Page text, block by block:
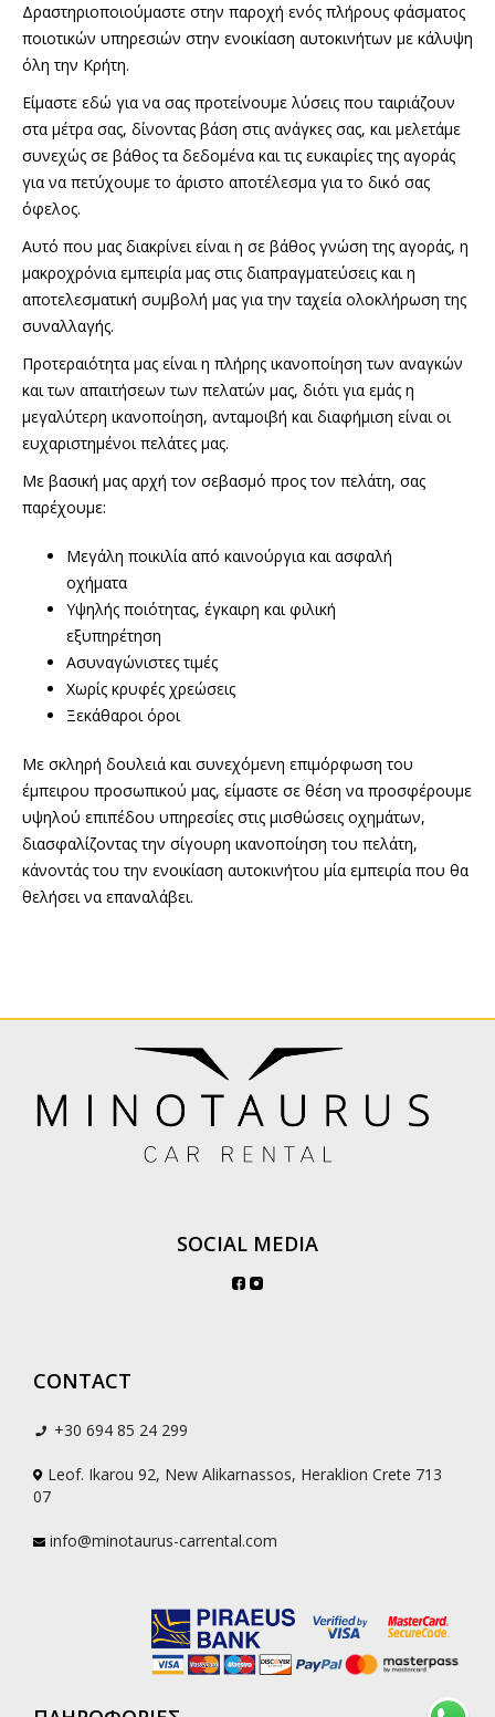
Δραστηριοποιούμαστε στην παροχή ενός πλήρους φάσματος
ποιοτικών υπηρεσιών στην ενοικίαση αυτοκινήτων με κάλυψη
όλη την Κρήτη.
Είμαστε εδώ για να σας προτείνουμε λύσεις που ταιριάζουν
στα μέτρα σας, δίνοντας βάση στις ανάγκες σας, και μελετάμε
συνεχώς σε βάθος τα δεδομένα και τις ευκαιρίες της αγοράς
για να πετύχουμε το άριστο αποτέλεσμα για το δικό σας
όφελος.
Αυτό που μας διακρίνει είναι η σε βάθος γνώση της αγοράς, η
μακροχρόνια εμπειρία μας στις διαπραγματεύσεις και η
αποτελεσματική συμβολή μας για την ταχεία ολοκλήρωση της
συναλλαγής.
Προτεραιότητα μας είναι η πλήρης ικανοποίηση των αναγκών
και των απαιτήσεων των πελατών μας, διότι για εμάς η
μεγαλύτερη ικανοποίηση, ανταμοιβή και διαφήμιση είναι οι
ευχαριστημένοι πελάτες μας.
Με βασική μας αρχή τον σεβασμό προς τον πελάτη, σας
παρέχουμε:
Μεγάλη ποικιλία από καινούργια και ασφαλή
οχήματα
Υψηλής ποιότητας, έγκαιρη και φιλική
εξυπηρέτηση
Ασυναγώνιστες τιμές
Χωρίς κρυφές χρεώσεις
Ξεκάθαροι όροι
Με σκληρή δουλειά και συνεχόμενη επιμόρφωση του
έμπειρου προσωπικού μας, είμαστε σε θέση να προσφέρουμε
υψηλού επιπέδου υπηρεσίες στις μισθώσεις οχημάτων,
διασφαλίζοντας την σίγουρη ικανοποίηση του πελάτη,
κάνοντάς του την ενοικίαση αυτοκινήτου μία εμπειρία που θα
θελήσει να επαναλάβει.
SOCIAL MEDIA
CONTACT
+30 694 85 24 299
Leof. Ikarou 92, New Alikarnassos, Heraklion Crete 713
07
info@minotaurus-carrental.com